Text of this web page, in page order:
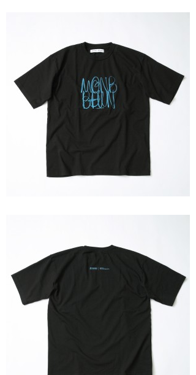
上條将美
唐澤予報士
SancheZ
ゴン
米山予報士
wanda
Romisea